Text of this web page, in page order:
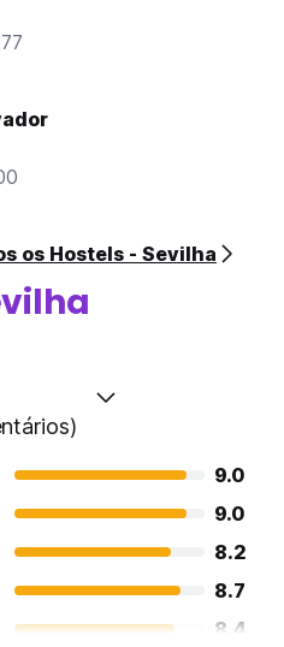
os Hostels - Sevilha
9.0
9.0
8.2
8.7
8.4